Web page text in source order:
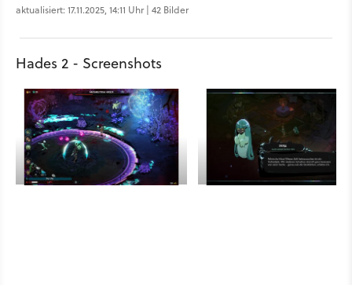
aktualisiert: 17.11.2025, 14:11 Uhr | 42 Bilder
Hades 2 - Screenshots